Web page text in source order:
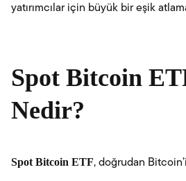
yatırımcılar için büyük bir eşik
Spot Bitcoin
Nedir?
Spot Bitcoin ETF, doğrudan